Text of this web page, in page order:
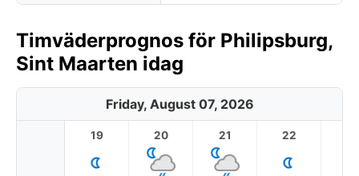
Timväderprognos för Philipsburg,
Sint Maarten idag
Friday, August 07, 2026
19 20 21 22